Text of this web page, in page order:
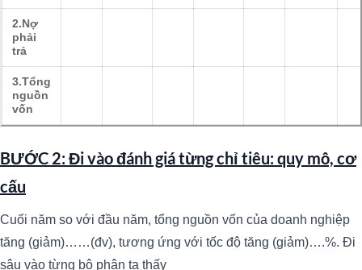
2.Nợ
phải
trả
3.Tổng
nguồn
vốn
BƯỚC 2: Đi vào đánh giá từng chỉ tiêu: quy mô, cơ
cấu
Cuối năm so với đầu năm, tổng nguồn vốn của doanh nghiệp
tăng (giảm)……(đv), tương ứng với tốc độ tăng (giảm)….%. Đi
sâu vào từng bộ phận ta thấy